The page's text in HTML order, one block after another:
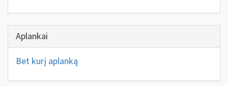
Aplankai
Bet kurį aplanką